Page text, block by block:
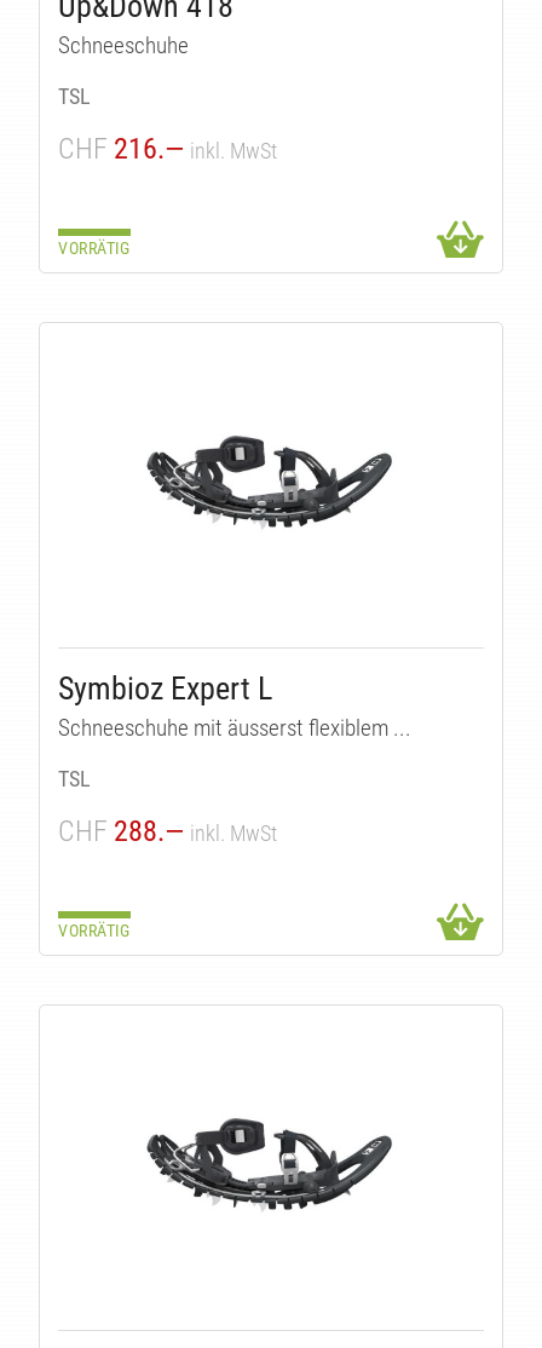
Schneeschuhe
TSL
CHF 216.— inkl. MwSt
VORRÄTIG
Symbioz Expert L
Schneeschuhe mit äusserst flexiblem ...
TSL
CHF 288.— inkl. MwSt
VORRÄTIG